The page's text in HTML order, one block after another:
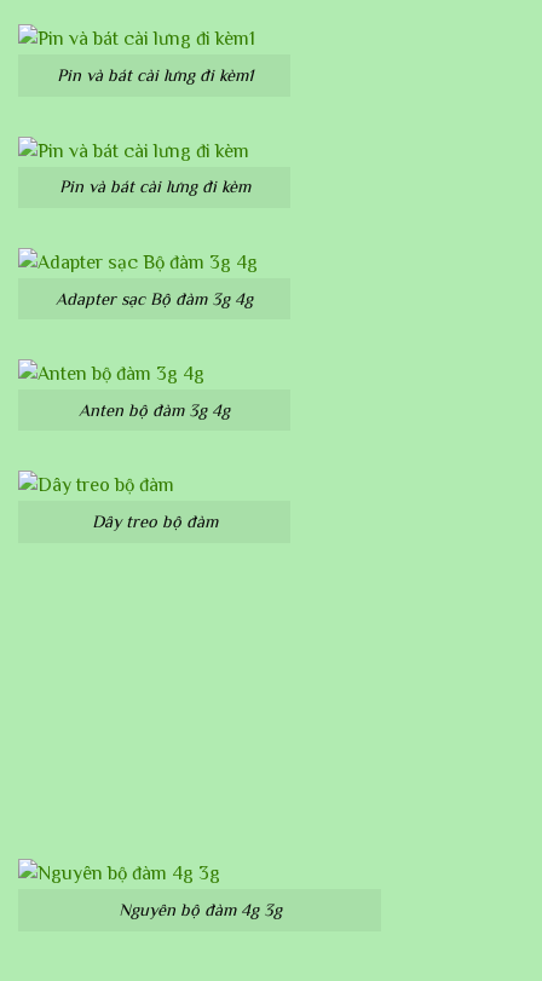
Pin và bát cài lưng đi kèm1
Pin và bát cài lưng đi kèm
Adapter sạc Bộ đàm 3g 4g
Anten bộ đàm 3g 4g
Dây treo bộ đàm
Nguyên bộ đàm 4g 3g